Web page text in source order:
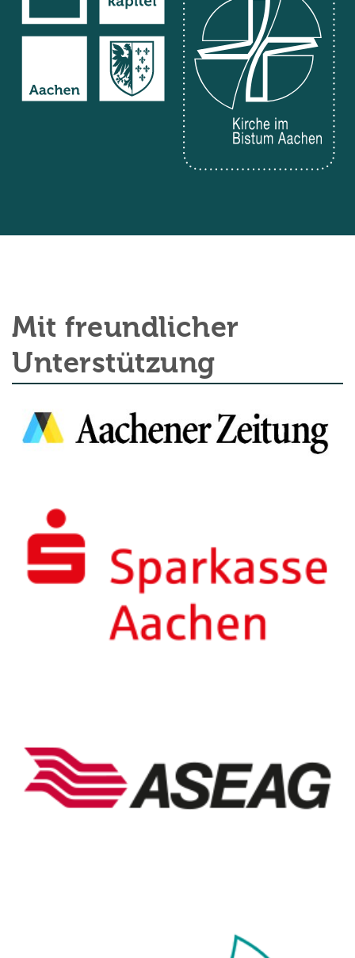
Mit freundlicher
Unterstützung